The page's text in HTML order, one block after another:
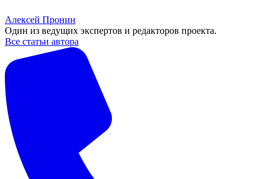
Алексей Пронин
Один из ведущих экспертов и редакторов проекта.
Все статьи автора